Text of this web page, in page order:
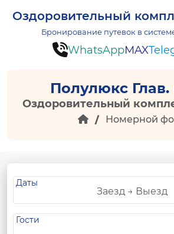
Оздоровительный
Бронирование путевок в
WhatsAppMAX
Полулюкс Глав.
Оздоровительный
Номерной
Даты
Гости